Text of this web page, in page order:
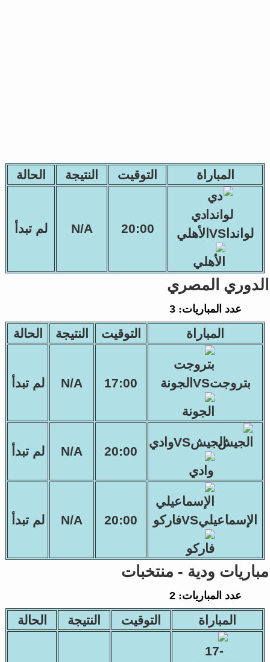
المباراة التوقيت النتيجة الحالة
دي
لوانداVSالأهلي
20:00
N/A لم تبدأ
الدوري المصري
عدد المباريات:3
المباراة التوقيت النتيجة الحالة
بتروجتVSالجونة 17:00
N/A لم تبدأ
الجيشVSوادي
20:00
N/A لم تبدأ
الإسماعيليVSفاركو 20:00
N/A لم تبدأ
مباريات ودية - منتخبات
عدد المباريات:2
المباراة التوقيت النتيجة الحالة